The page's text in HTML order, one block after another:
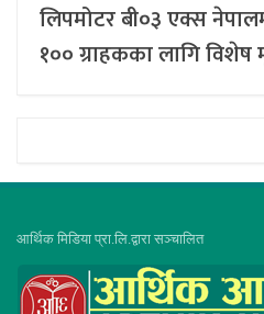
लिपमोटर बी०३ एक्स
१०० ग्राहकका लागि
आर्थिक मिडिया प्रा.लि.द्वारा सञ्चालित